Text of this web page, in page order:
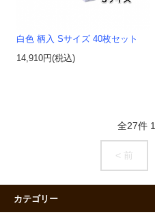
白色 柄入 Sサイズ 40枚セット
14,910円(税込)
全27件 1
< 前
カテゴリー